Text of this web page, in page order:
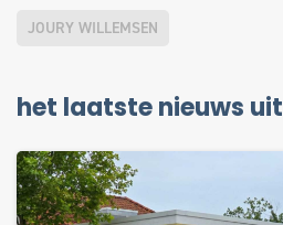
JOURY WILLEMSEN
het laatste nieuws uit